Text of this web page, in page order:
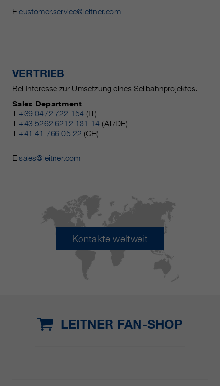
Ecustomer.service@leitner.com
VERTRIEB
Bei Interesse zur Umsetzung eines Seilbahnprojektes.
Sales Department
T +39 0472 722 154 (IT)
T +43 5262 6212 131 14 (AT/DE)
T +41 41 766 05 22 (CH)
Esales@leitner.com
Kontakte weltweit
LEITNER FAN-SHOP